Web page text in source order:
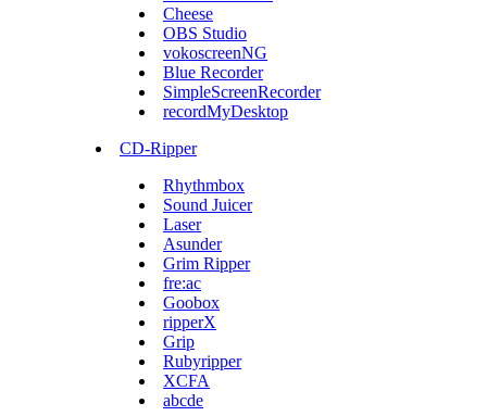
Cheese
OBS Studio
vokoscreenNG
Blue Recorder
SimpleScreenRecorder
recordMyDesktop
CD-Ripper
Rhythmbox
Sound Juicer
Laser
Asunder
Grim Ripper
fre:ac
Goobox
ripperX
Grip
Rubyripper
XCFA
abcde